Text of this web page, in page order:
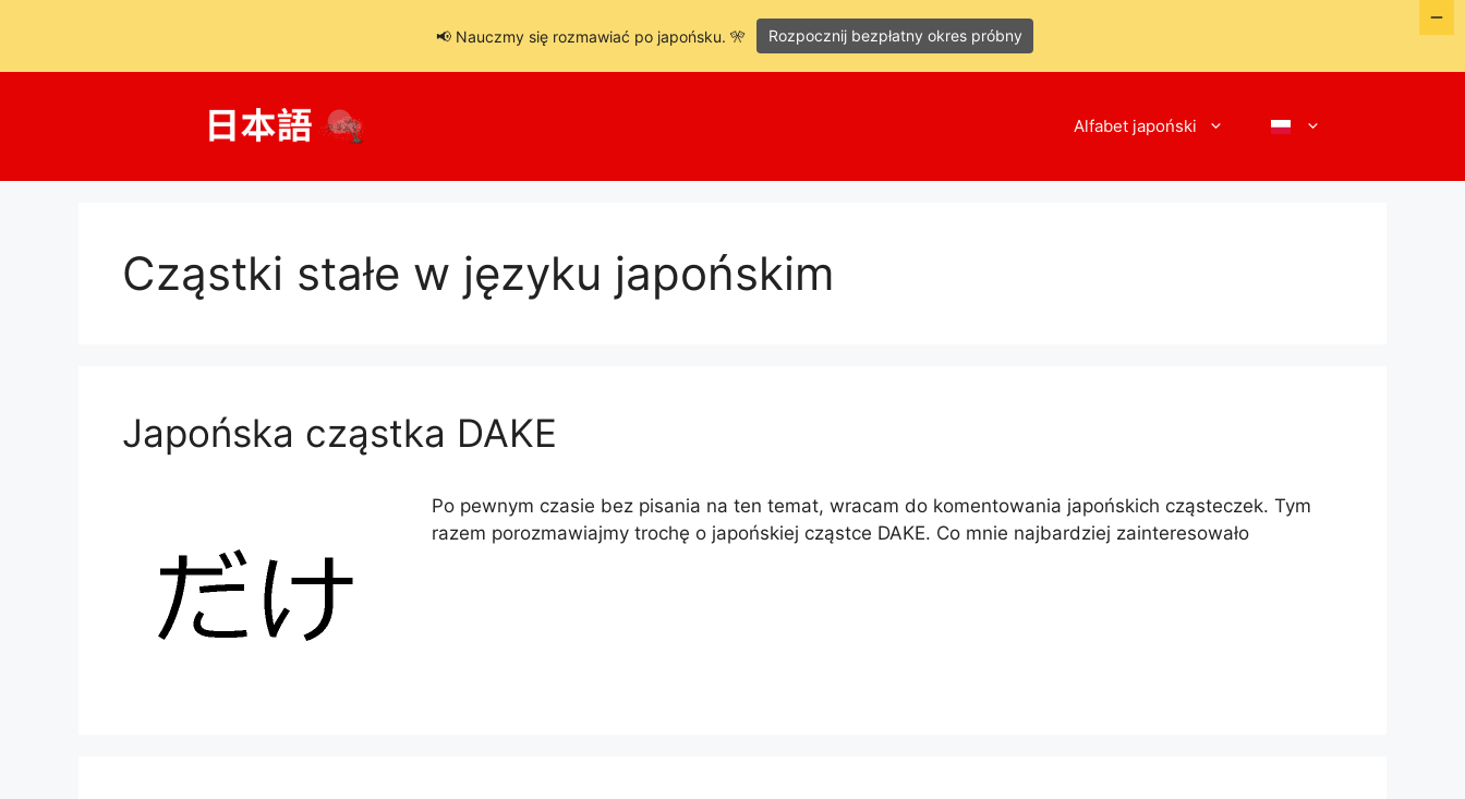
Alfabet japoński
Cząstki stałe w języku japońskim
Japońska cząstka DAKE
Po pewnym czasie bez pisania na ten temat, wracam do komentowania japońskich cząsteczek. Tym
razem porozmawiajmy trochę o japońskiej cząstce DAKE. Co mnie najbardziej zainteresowało
📢 Nauczmy się rozmawiać po japońsku. 🎌 Rozpocznij bezpłatny okres próbny